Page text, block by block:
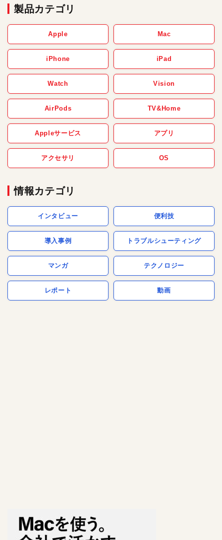
製品カテゴリ
Apple Mac
iPhone iPad
Watch Vision
AirPods TV&Home
Appleサービス アプリ
アクセサリ OS
情報カテゴリ
インタビュー 便利技
導入事例 トラブルシューティング
マンガ テクノロジー
レポート 動画